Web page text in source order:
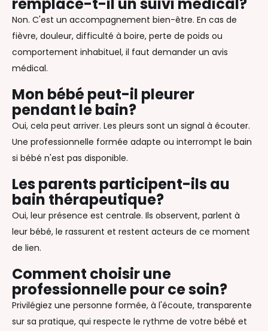
Non. C'est un accompagnement bien-être. En cas de
fièvre, douleur, difficulté à boire, perte de poids ou
comportement inhabituel, il faut demander un avis
médical.
Mon bébé peut-il pleurer
pendant le bain?
Oui, cela peut arriver. Les pleurs sont un signal à écouter.
Une professionnelle formée adapte ou interrompt le bain
si bébé n'est pas disponible.
Les parents participent-ils au
bain thérapeutique?
Oui, leur présence est centrale. Ils observent, parlent à
leur bébé, le rassurent et restent acteurs de ce moment
de lien.
Comment choisir une
professionnelle pour ce soin?
Privilégiez une personne formée, à l'écoute, transparente
sur sa pratique, qui respecte le rythme de votre bébé et